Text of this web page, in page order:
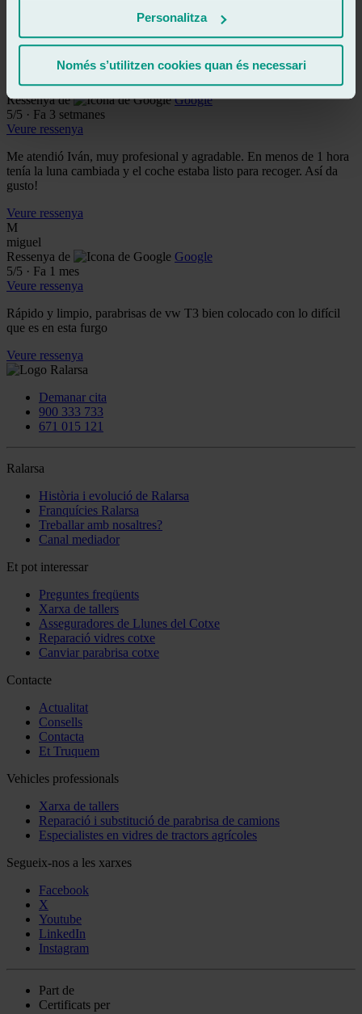
Personalitza
Només s’utilitzen cookies quan és necessari
para adaptarse a mi horario.
luis calvo buelga
Ressenya de
Google
5/5 · Fa 3 setmanes
Veure ressenya
Me atendió Iván, muy profesional y agradable. En menos de 1 hora
tenía la luna cambiada y el coche estaba listo para recoger. Así da
gusto!
Veure ressenya
M
miguel
Ressenya de
Google
5/5 · Fa 1 mes
Veure ressenya
Rápido y limpio, parabrisas de vw T3 bien colocado con lo difícil
que es en esta furgo
Veure ressenya
Demanar cita
900 333 733
671 015 121
Ralarsa
Història i evolució de Ralarsa
Franquícies Ralarsa
Treballar amb nosaltres?
Canal mediador
Et pot interessar
Preguntes freqüents
Xarxa de tallers
Asseguradores de Llunes del Cotxe
Reparació vidres cotxe
Canviar parabrisa cotxe
Contacte
Actualitat
Consells
Contacta
Et Truquem
Vehicles professionals
Xarxa de tallers
Reparació i substitució de parabrisa de camions
Especialistes en vidres de tractors agrícoles
Segueix-nos a les xarxes
Facebook
X
Youtube
LinkedIn
Instagram
Part de
Certificats per